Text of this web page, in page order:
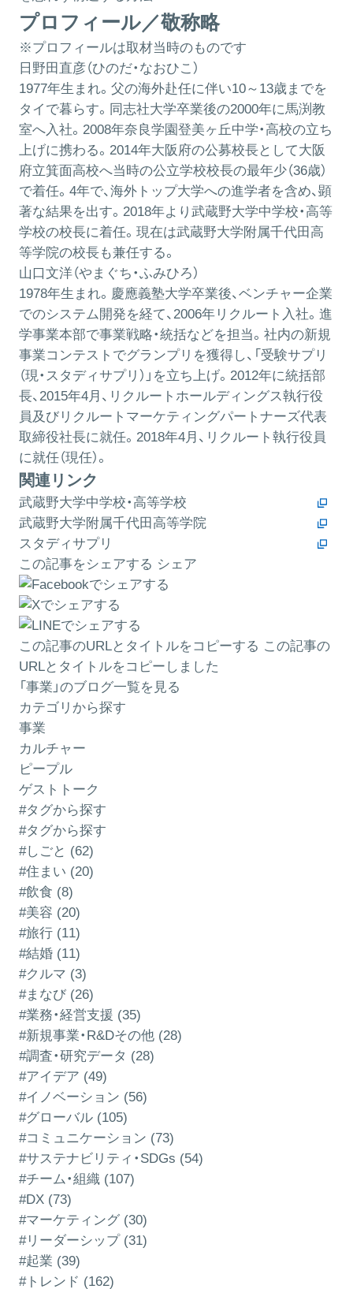
プロフィール／敬称略
※プロフィールは取材当時のものです
日野田直彦（ひのだ・なおひこ）
1977年生まれ。父の海外赴任に伴い10～13歳までを
タイで暮らす。同志社大学卒業後の2000年に馬渕教
室へ入社。2008年奈良学園登美ヶ丘中学・高校の立ち
上げに携わる。2014年大阪府の公募校長として大阪
府立箕面高校へ当時の公立学校校長の最年少（36歳）
で着任。4年で、海外トップ大学への進学者を含め、顕
著な結果を出す。2018年より武蔵野大学中学校・高等
学校の校長に着任。現在は武蔵野大学附属千代田高
等学院の校長も兼任する。
山口文洋（やまぐち・ふみひろ）
1978年生まれ。慶應義塾大学卒業後、ベンチャー企業
でのシステム開発を経て、2006年リクルート入社。進
学事業本部で事業戦略・統括などを担当。社内の新規
事業コンテストでグランプリを獲得し、「受験サプリ
（現・スタディサプリ）」を立ち上げ。2012年に統括部
長、2015年4月、リクルートホールディングス執行役
員及びリクルートマーケティングパートナーズ代表
取締役社長に就任。2018年4月、リクルート執行役員
に就任（現任）。
関連リンク
武蔵野大学中学校・高等学校
武蔵野大学附属千代田高等学院
スタディサプリ
この記事をシェアする シェア
この記事のURLとタイトルをコピーする この記事の
URLとタイトルをコピーしました
「事業」のブログ一覧を見る
カテゴリから探す
事業
カルチャー
ピープル
ゲストトーク
#タグから探す
#タグから探す
#しごと (62)
#住まい (20)
#飲食 (8)
#美容 (20)
#旅行 (11)
#結婚 (11)
#クルマ (3)
#まなび (26)
#業務・経営支援 (35)
#新規事業・R&Dその他 (28)
#調査・研究データ (28)
#アイデア (49)
#イノベーション (56)
#グローバル (105)
#コミュニケーション (73)
#サステナビリティ・SDGs (54)
#チーム・組織 (107)
#DX (73)
#マーケティング (30)
#リーダーシップ (31)
#起業 (39)
#トレンド (162)